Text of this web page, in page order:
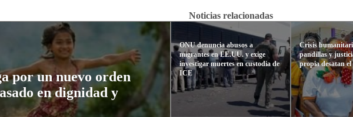
Noticias relacionadas
por un nuevo orden
en dignidad y
ONU denuncia abusos a
migrantes en EE.UU. y exige
investigar muertes en custodia de
ICE
Crisis
pandillas y
propia desatan el